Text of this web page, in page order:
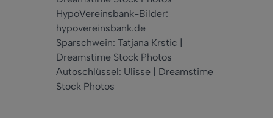
HypoVereinsbank-Bilder:
hypovereinsbank.de
Sparschwein: Tatjana Krstic |
Dreamstime Stock Photos
Autoschlüssel: Ulisse | Dreamstime
Stock Photos